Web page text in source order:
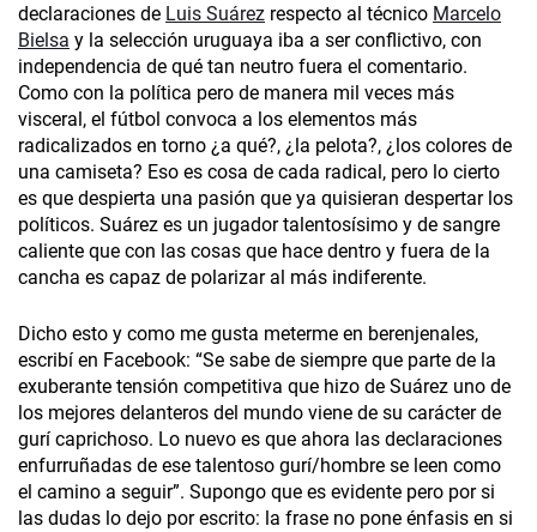
declaraciones de Luis Suárez respecto al técnico Marcelo
Bielsa y la selección uruguaya iba a ser conflictivo, con
independencia de qué tan neutro fuera el comentario.
Como con la política pero de manera mil veces más
visceral, el fútbol convoca a los elementos más
radicalizados en torno ¿a qué?, ¿la pelota?, ¿los colores de
una camiseta? Eso es cosa de cada radical, pero lo cierto
es que despierta una pasión que ya quisieran despertar los
políticos. Suárez es un jugador talentosísimo y de sangre
caliente que con las cosas que hace dentro y fuera de la
cancha es capaz de polarizar al más indiferente.
Dicho esto y como me gusta meterme en berenjenales,
escribí en Facebook: “Se sabe de siempre que parte de la
exuberante tensión competitiva que hizo de Suárez uno de
los mejores delanteros del mundo viene de su carácter de
gurí caprichoso. Lo nuevo es que ahora las declaraciones
enfurruñadas de ese talentoso gurí/hombre se leen como
el camino a seguir”. Supongo que es evidente pero por si
las dudas lo dejo por escrito: la frase no pone énfasis en si